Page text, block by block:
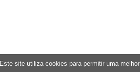
Este site utiliza cookies para permitir uma